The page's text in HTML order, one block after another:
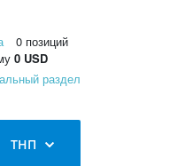
0 позиций
0 USD
раздел
ТНП